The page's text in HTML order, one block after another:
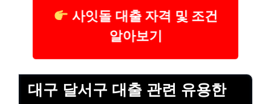
사잇돌 대출 자격 및 조건
알아보기
대구 달서구 대출 관련 유용한